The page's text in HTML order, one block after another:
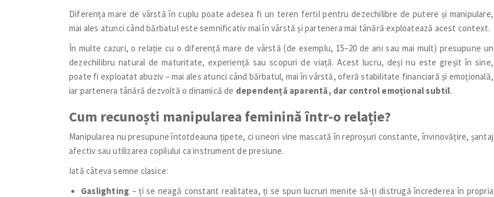
Diferența mare de vârstă în cuplu poate adesea fi un teren fertil pentru dezechilibre de putere și manipulare,
mai ales atunci când bărbatul este semnificativ mai în vârstă și partenera mai tânără exploatează acest context.
În multe cazuri, o relație cu o diferență mare de vârstă (de exemplu, 15–20 de ani sau mai mult) presupune un
dezechilibru natural de maturitate, experiență sau scopuri de viață. Acest lucru, deși nu este greșit în sine,
poate fi exploatat abuziv – mai ales atunci când bărbatul, mai în vârstă, oferă stabilitate financiară și emoțională,
iar partenera tânără dezvoltă o dinamică de dependență aparentă, dar control emoțional subtil.
Cum recunoști manipularea feminină într-o relație?
Manipularea nu presupune întotdeauna țipete, ci uneori vine mascată în reproșuri constante, învinovățire, șantaj
afectiv sau utilizarea copilului ca instrument de presiune.
Iată câteva semne clasice:
Gaslighting – ți se neagă constant realitatea, ți se spun lucruri menite să-ți distrugă încrederea în propria